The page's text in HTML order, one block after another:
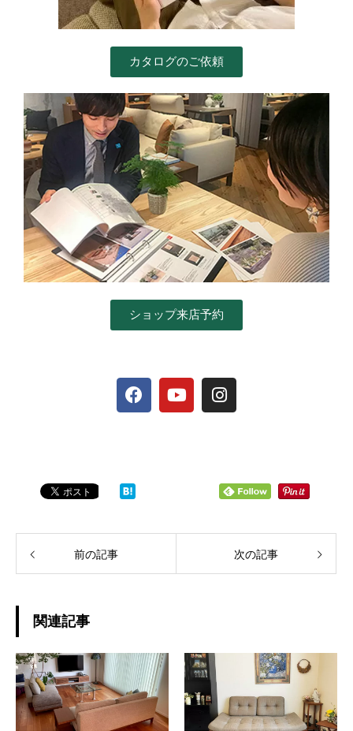
カタログのご依頼
ショップ来店予約
前の記事 次の記事
関連記事